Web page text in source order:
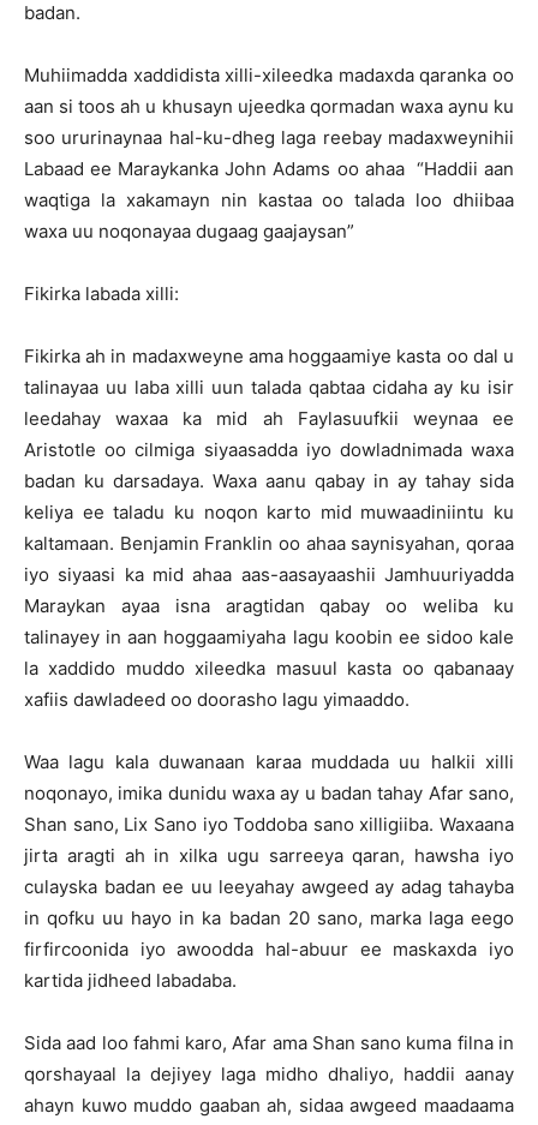
badan.
Muhiimadda xaddidista xilli-xileedka madaxda qaranka oo
aan si toos ah u khusayn ujeedka qormadan waxa aynu ku
soo ururinaynaa hal-ku-dheg laga reebay madaxweynihii
Labaad ee Maraykanka John Adams oo ahaa “Haddii aan
waqtiga la xakamayn nin kastaa oo talada loo dhiibaa
waxa uu noqonayaa dugaag gaajaysan”
Fikirka labada xilli:
Fikirka ah in madaxweyne ama hoggaamiye kasta oo dal u
talinayaa uu laba xilli uun talada qabtaa cidaha ay ku isir
leedahay waxaa ka mid ah Faylasuufkii weynaa ee
Aristotle oo cilmiga siyaasadda iyo dowladnimada waxa
badan ku darsadaya. Waxa aanu qabay in ay tahay sida
keliya ee taladu ku noqon karto mid muwaadiniintu ku
kaltamaan. Benjamin Franklin oo ahaa saynisyahan, qoraa
iyo siyaasi ka mid ahaa aas-aasayaashii Jamhuuriyadda
Maraykan ayaa isna aragtidan qabay oo weliba ku
talinayey in aan hoggaamiyaha lagu koobin ee sidoo kale
la xaddido muddo xileedka masuul kasta oo qabanaay
xafiis dawladeed oo doorasho lagu yimaaddo.
Waa lagu kala duwanaan karaa muddada uu halkii xilli
noqonayo, imika dunidu waxa ay u badan tahay Afar sano,
Shan sano, Lix Sano iyo Toddoba sano xilligiiba. Waxaana
jirta aragti ah in xilka ugu sarreeya qaran, hawsha iyo
culayska badan ee uu leeyahay awgeed ay adag tahayba
in qofku uu hayo in ka badan 20 sano, marka laga eego
firfircoonida iyo awoodda hal-abuur ee maskaxda iyo
kartida jidheed labadaba.
Sida aad loo fahmi karo, Afar ama Shan sano kuma filna in
qorshayaal la dejiyey laga midho dhaliyo, haddii aanay
ahayn kuwo muddo gaaban ah, sidaa awgeed maadaama